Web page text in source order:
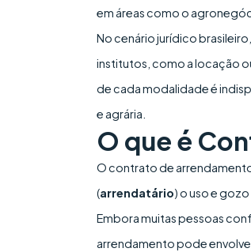
em áreas como o
No cenário jurídico
institutos, como a locação
de cada modalidade é
e agrária.
O que é
O contrato de
(arrendatário) o uso e
Embora muitas pessoas
arrendamento pode